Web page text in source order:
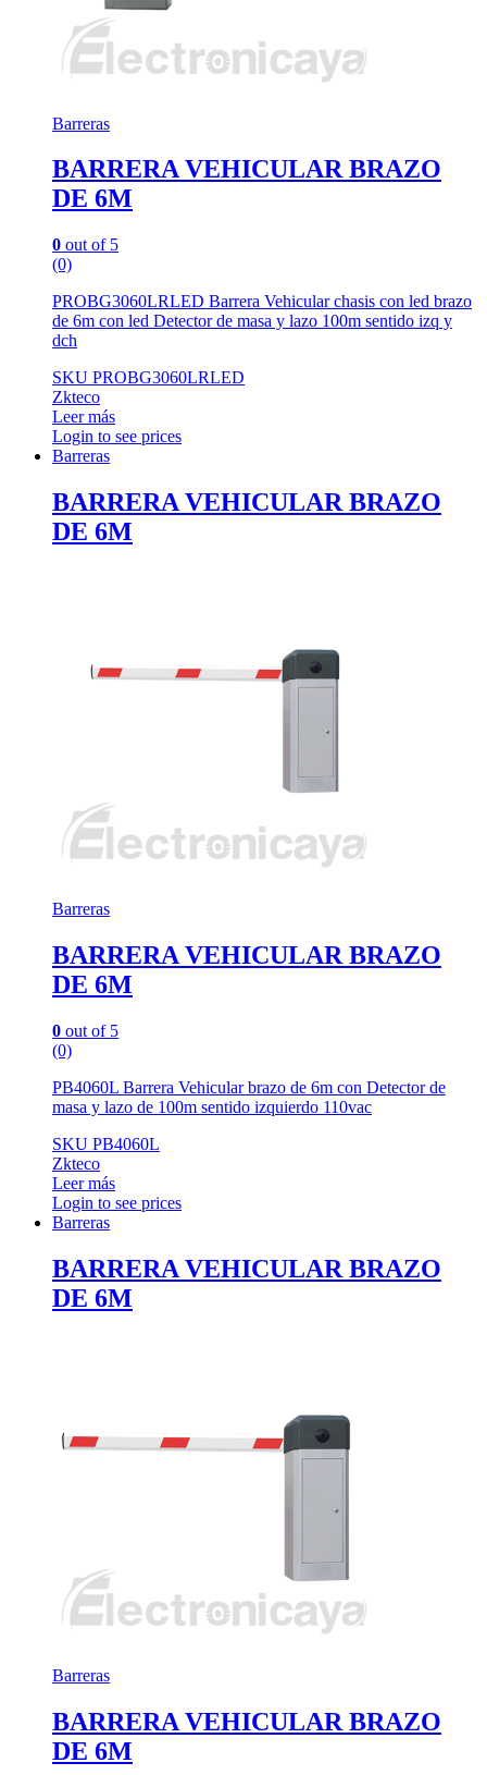
Barreras
BARRERA VEHICULAR BRAZO
DE 6M
0 out of 5
(0)
PROBG3060LRLED Barrera Vehicular chasis con led brazo
de 6m con led Detector de masa y lazo 100m sentido izq y
dch
SKU PROBG3060LRLED
Zkteco
Leer más
Login to see prices
Barreras
BARRERA VEHICULAR BRAZO
DE 6M
Barreras
BARRERA VEHICULAR BRAZO
DE 6M
0 out of 5
(0)
PB4060L Barrera Vehicular brazo de 6m con Detector de
masa y lazo de 100m sentido izquierdo 110vac
SKU PB4060L
Zkteco
Leer más
Login to see prices
Barreras
BARRERA VEHICULAR BRAZO
DE 6M
Barreras
BARRERA VEHICULAR BRAZO
DE 6M